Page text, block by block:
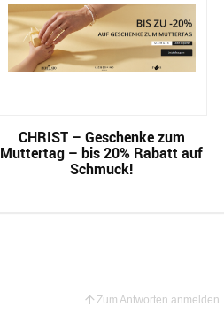
CHRIST – Geschenke zum
Muttertag – bis 20% Rabatt auf
Schmuck!
Zum Antworten anmelden